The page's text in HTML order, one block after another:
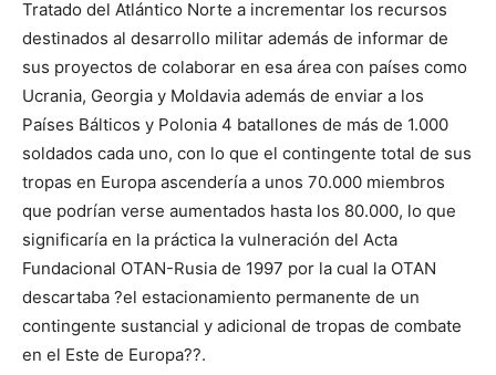
Tratado del Atlántico Norte a incrementar los recursos
destinados al desarrollo militar además de informar de
sus proyectos de colaborar en esa área con países como
Ucrania, Georgia y Moldavia además de enviar a los
Países Bálticos y Polonia 4 batallones de más de 1.000
soldados cada uno, con lo que el contingente total de sus
tropas en Europa ascendería a unos 70.000 miembros
que podrían verse aumentados hasta los 80.000, lo que
significaría en la práctica la vulneración del Acta
Fundacional OTAN-Rusia de 1997 por la cual la OTAN
descartaba ?el estacionamiento permanente de un
contingente sustancial y adicional de tropas de combate
en el Este de Europa??.